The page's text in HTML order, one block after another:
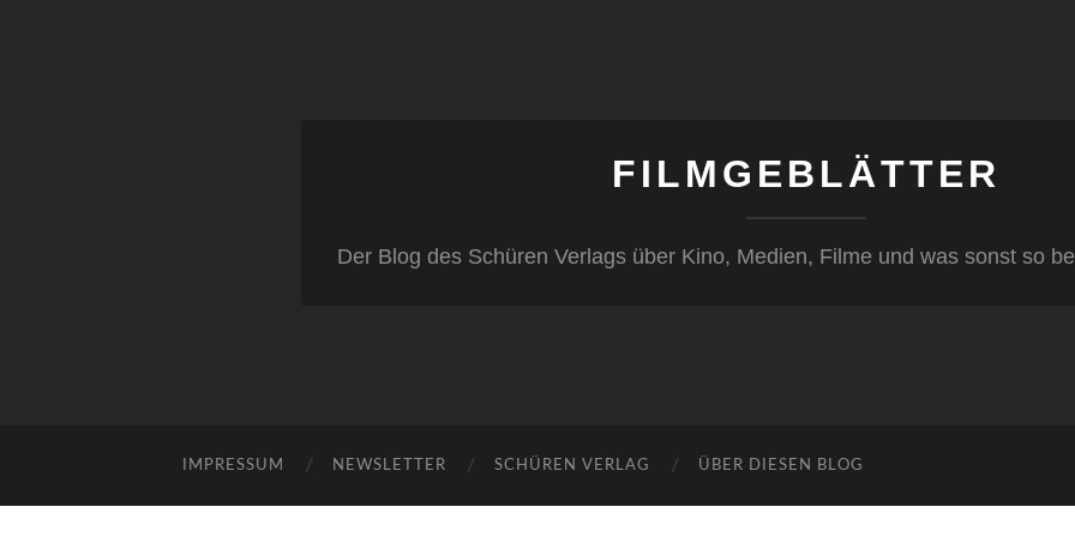
FILMGEBLÄTTER
Der Blog des Schüren Verlags über Kino, Medien, Filme und was sonst so
IMPRESSUM NEWSLETTER SCHÜREN VERLAG ÜBER DIESEN BLOG